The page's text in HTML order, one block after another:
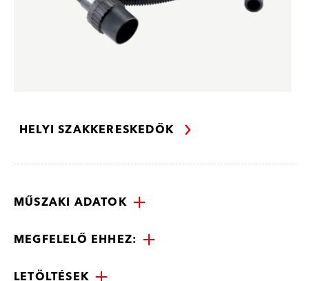
HELYI SZAKKERESKEDŐK
MŰSZAKI ADATOK
MEGFELELŐ EHHEZ:
LETÖLTÉSEK